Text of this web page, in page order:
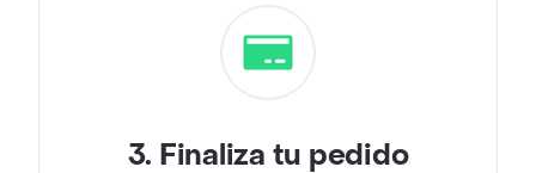
3. Finaliza tu pedido